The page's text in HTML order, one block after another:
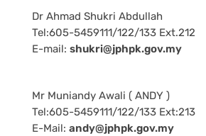
Dr Ahmad Shukri Abdullah
Tel:605-5459111/122/133 Ext.212
E-mail: shukri@jphpk.gov.my
Mr Muniandy Awali ( ANDY )
Tel:605-5459111/122/133 Ext:213
E-Mail: andy@jphpk.gov.my